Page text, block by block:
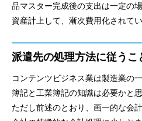
品マスター完成後の支出は一定の
資産計上して、漸次費用化されて
派遣先の処理方法に従うこ
コンテンツビジネス業は製造業の
簿記と工業簿記の知識は必要かと思
ただし前述のとおり、画一的な会